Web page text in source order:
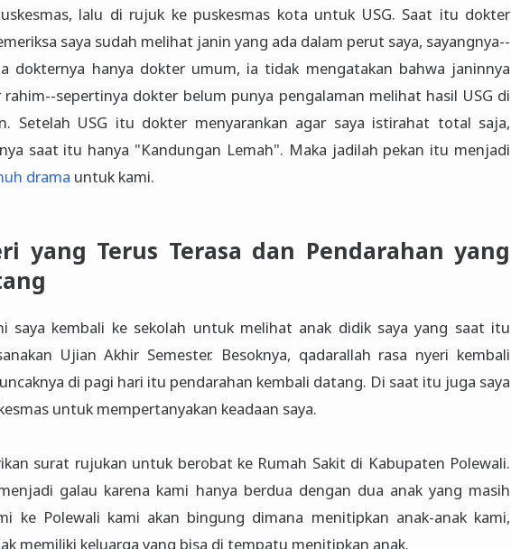
lalu di rujuk ke puskesmas kota untuk USG. Saat itu dokter
saya sudah melihat janin yang ada dalam perut saya, sayangnya--
dokternya hanya dokter umum, ia tidak mengatakan bahwa janinnya
sepertinya dokter belum punya pengalaman melihat hasil USG di
Setelah USG itu dokter menyarankan agar saya istirahat total saja,
saat itu hanya "Kandungan Lemah". Maka jadilah pekan itu menjadi
drama untuk kami.
yang Terus Terasa dan Pendarahan yang
saya kembali ke sekolah untuk melihat anak didik saya yang saat itu
Ujian Akhir Semester. Besoknya, qadarallah rasa nyeri kembali
di pagi hari itu pendarahan kembali datang. Di saat itu juga saya
untuk mempertanyakan keadaan saya.
surat rujukan untuk berobat ke Rumah Sakit di Kabupaten Polewali.
galau karena kami hanya berdua dengan dua anak yang masih
ke Polewali kami akan bingung dimana menitipkan anak-anak kami,
memiliki keluarga yang bisa di tempatu menitipkan anak.